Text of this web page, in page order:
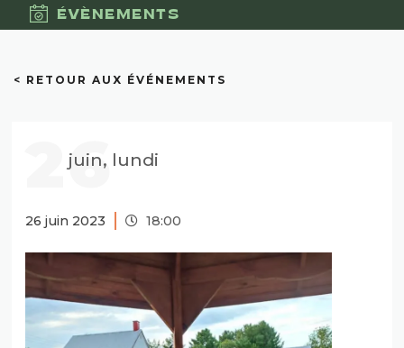
ÉVÈNEMENTS
< RETOUR AUX ÉVÉNEMENTS
26
juin, lundi
26 juin 2023 18:00